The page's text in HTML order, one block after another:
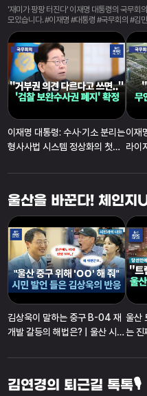
'재미가 팡팡 터진다' 이재명 대통령의 국무회
모았습니다. #이재명 #대통령 #국무회의 #김
이재명 대통령: 수사·기소 분리는
형사사법 시스템 정상화의 첫걸
이재
라이
울산을 바꾼다! 체인지
김상욱이 말하는 중구 B-04 재
개발 갈등의 해법은? | 울산 시민
시장 당선인 초청
울산
는 진
다!
김연경의 퇴근길 톡톡🎙